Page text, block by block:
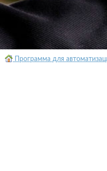
Программа для